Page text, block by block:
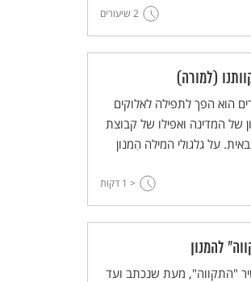
2 שיעורים
(למורה)
הוא הפך לתפילה לאלוקים
של המדינה ואפילו של קבוצת
על גלגולי המילה הִמנון
< 1 דקות
להמנון
"התקווה", מעת שנכתב ועד